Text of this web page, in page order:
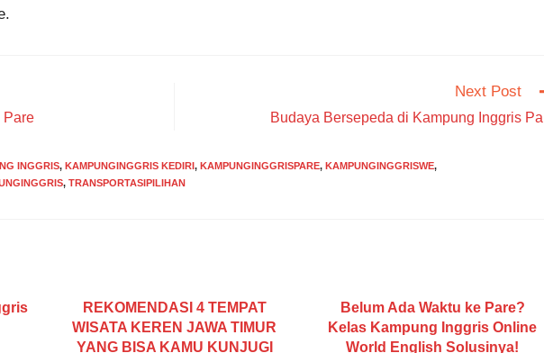
Pare
Next Post
Budaya Bersepeda di Kampung Inggris
INGGRIS, KAMPUNGINGGRIS KEDIRI, KAMPUNGINGGRISPARE, KAMPUNGINGGRISWE,
, TRANSPORTASIPILIHAN
REKOMENDASI 4 TEMPAT
WISATA KEREN JAWA TIMUR
YANG BISA KAMU KUNJUGI
Belum Ada Waktu ke Pare?
Kelas Kampung Inggris Online
World English Solusinya!